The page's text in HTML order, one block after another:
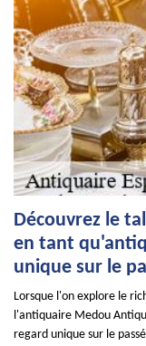
Découvrez le
en tant
unique sur le
Lorsque l'on explore le
l'antiquaire Medou
regard unique sur le